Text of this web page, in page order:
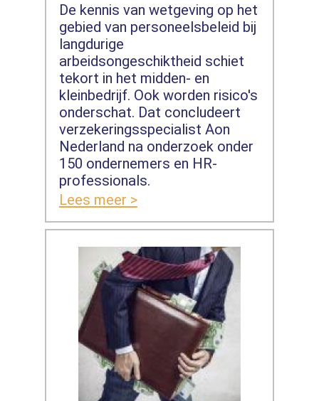
De kennis van wetgeving op het
gebied van personeelsbeleid bij
langdurige
arbeidsongeschiktheid schiet
tekort in het midden- en
kleinbedrijf. Ook worden risico's
onderschat. Dat concludeert
verzekeringsspecialist Aon
Nederland na onderzoek onder
150 ondernemers en HR-
professionals.
Lees meer >